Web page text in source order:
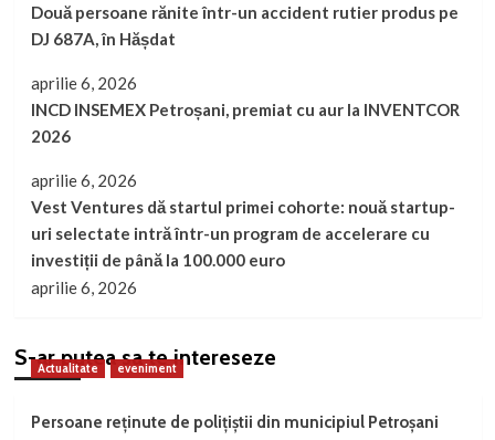
Două persoane rănite într-un accident rutier produs pe
DJ 687A, în Hășdat
aprilie 6, 2026
INCD INSEMEX Petroșani, premiat cu aur la INVENTCOR
2026
aprilie 6, 2026
Vest Ventures dă startul primei cohorte: nouă startup-
uri selectate intră într-un program de accelerare cu
investiții de până la 100.000 euro
aprilie 6, 2026
S-ar putea sa te intereseze
Actualitate eveniment
Persoane reținute de polițiștii din municipiul Petroșani